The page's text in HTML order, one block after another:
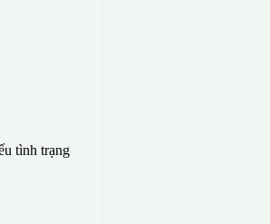
tình trạng